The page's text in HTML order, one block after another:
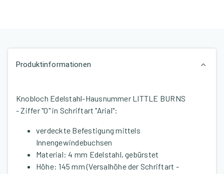
Produktinformationen
Knobloch Edelstahl-Hausnummer LITTLE BURNS
- Ziffer "0" in Schriftart "Arial":
verdeckte Befestigung mittels
Innengewindebuchsen
Material: 4 mm Edelstahl, gebürstet
Höhe: 145 mm (Versalhöhe der Schriftart -